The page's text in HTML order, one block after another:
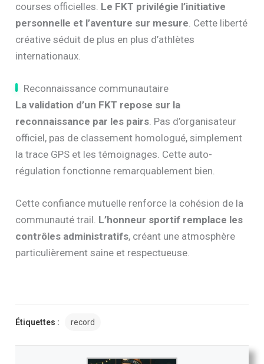
courses officielles. Le FKT privilégie l’initiative
personnelle et l’aventure sur mesure. Cette liberté
créative séduit de plus en plus d’athlètes
internationaux.
Reconnaissance communautaire
La validation d’un FKT repose sur la
reconnaissance par les pairs. Pas d’organisateur
officiel, pas de classement homologué, simplement
la trace GPS et les témoignages. Cette auto-
régulation fonctionne remarquablement bien.
Cette confiance mutuelle renforce la cohésion de la
communauté trail. L’honneur sportif remplace les
contrôles administratifs, créant une atmosphère
particulièrement saine et respectueuse.
Étiquettes : record